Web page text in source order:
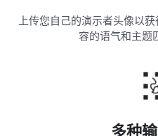
上传您自己的演示者头像以
容的语气和主题
多种